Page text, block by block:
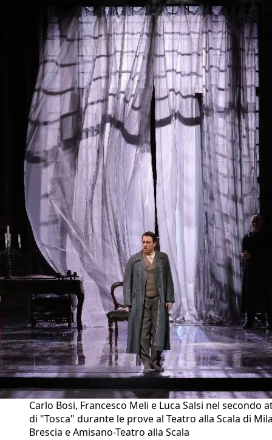
Carlo Bosi, Francesco Meli e Luca Salsi nel secondo
di "Tosca" durante le prove al Teatro alla Scala di
Brescia e Amisano-Teatro alla Scala